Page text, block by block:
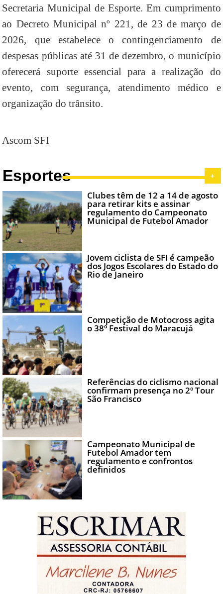
Secretaria Municipal de Esporte. Em cumprimento
ao Decreto Municipal nº 221, de 23 de março de
2026, que estabelece o contingenciamento de
despesas públicas até 31 de dezembro, o município
oferecerá suporte essencial para a realização do
evento, com segurança, atendimento médico e
organização do trânsito.
Ascom SFI
Esportes +
Clubes têm de 12 a 14 de agosto
para retirar kits e assinar
regulamento do Campeonato
Municipal de Futebol Amador
Jovem ciclista de SFI é campeão
dos Jogos Escolares do Estado do
Rio de Janeiro
Competição de Motocross agita
o 38º Festival do Maracujá
Referências do ciclismo nacional
confirmam presença no 2º Tour
São Francisco
Campeonato Municipal de
Futebol Amador tem
regulamento e confrontos
definidos